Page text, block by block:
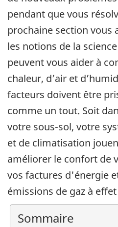
pendant que vous
prochaine section vous
les notions de la
peuvent vous aider à
chaleur, d’air et
facteurs doivent être
comme un tout. Soit
votre sous-sol, votre
et de climatisation
améliorer le confort de
vos factures d'énergie
émissions de gaz à effet
Sommaire